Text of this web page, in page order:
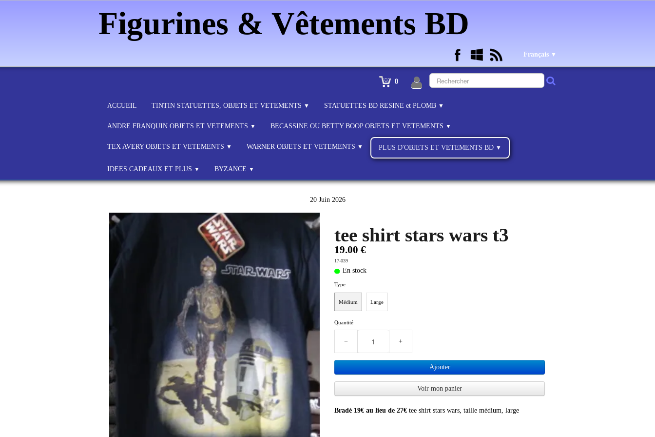
Figurines & Vêtements BD
Français ▼
0
ACCUEIL TINTIN STATUETTES, OBJETS ET VETEMENTS ▼ STATUETTES BD RESINE et PLOMB ▼
ANDRE FRANQUIN OBJETS ET VETEMENTS ▼ BECASSINE OU BETTY BOOP OBJETS ET VETEMENTS ▼
TEX AVERY OBJETS ET VETEMENTS ▼ WARNER OBJETS ET VETEMENTS ▼ PLUS D'OBJETS ET VETEMENTS BD ▼
IDEES CADEAUX ET PLUS ▼ BYZANCE ▼
20 Juin 2026
tee shirt stars wars t3
19.00 €
17-039
En stock
Type
Médium Large
Quantité
− +
Ajouter
Voir mon panier
Bradé 19€ au lieu de 27€ tee shirt stars wars, taille médium, large